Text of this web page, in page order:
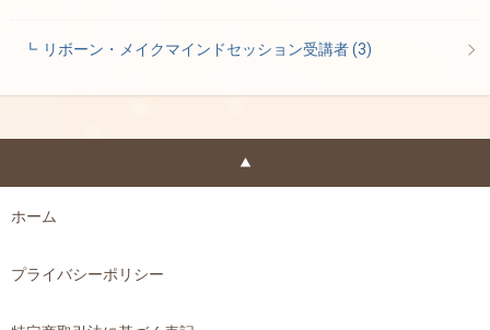
リボーン・メイクマインドセッション受講者(3)
ホーム
プライバシーポリシー